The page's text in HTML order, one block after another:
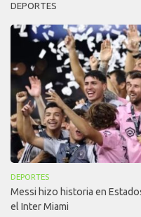
DEPORTES
DEPORTES
Messi hizo historia en
el Inter Miami